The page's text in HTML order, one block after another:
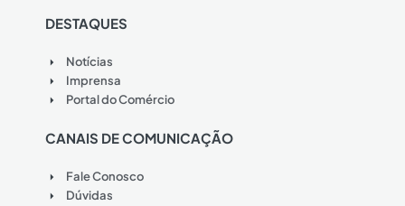
DESTAQUES
Notícias
Imprensa
Portal do Comércio
CANAIS DE COMUNICAÇÃO
Fale Conosco
Dúvidas